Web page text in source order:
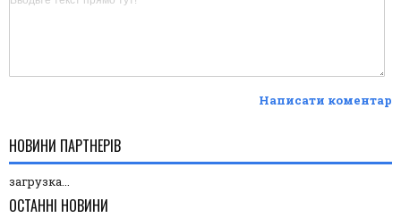
Написати коментар
НОВИНИ ПАРТНЕРІВ
загрузка...
ОСТАННІ НОВИНИ